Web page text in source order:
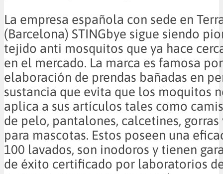
La empresa española con sede en
(Barcelona) STINGbye sigue siendo
tejido anti mosquitos que ya hace
en el mercado. La marca es famosa
elaboración de prendas bañadas en
sustancia que evita que los moquitos
aplica a sus artículos tales como
de pelo, pantalones, calcetines, gorras
para mascotas. Estos poseen una
100 lavados, son inodoros y tienen
de éxito certificado por laboratorios